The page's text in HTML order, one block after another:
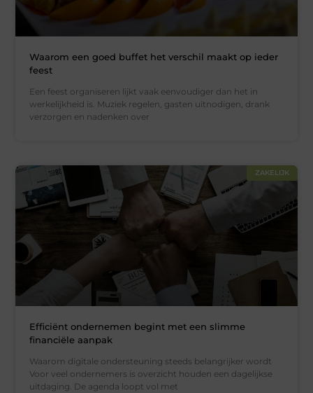
Waarom een goed buffet het verschil maakt op ieder
feest
Een feest organiseren lijkt vaak eenvoudiger dan het in
werkelijkheid is. Muziek regelen, gasten uitnodigen, drank
verzorgen en nadenken over
ZAKELIJK
Efficiënt ondernemen begint met een slimme
financiële aanpak
Waarom digitale ondersteuning steeds belangrijker wordt
Voor veel ondernemers is overzicht houden een dagelijkse
uitdaging. De agenda loopt vol met